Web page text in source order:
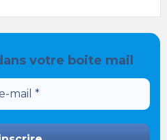
votre boite mail